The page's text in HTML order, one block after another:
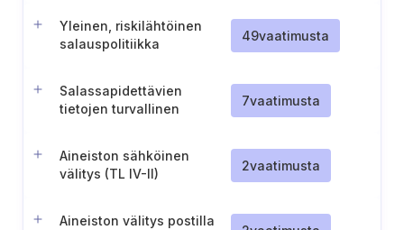
Yleinen, riskilähtöinen
salauspolitiikka
49vaatimusta
Salassapidettävien
tietojen turvallinen
7vaatimusta
Aineiston sähköinen
välitys (TL IV-II)
2vaatimusta
Aineiston välitys postilla